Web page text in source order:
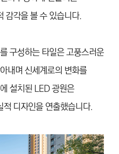
감각을 볼 수 있습니다.
구성하는 타일은 고풍스러운
내며 신세계로의 변화를
설치된 LED 광원은
디자인을 연출했습니다.